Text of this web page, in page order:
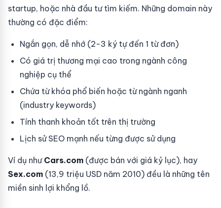
startup, hoặc nhà đầu tư tìm kiếm. Những domain này
thường có đặc điểm:
Ngắn gọn, dễ nhớ (2-3 ký tự đến 1 từ đơn)
Có giá trị thương mại cao trong ngành công
nghiệp cụ thể
Chứa từ khóa phổ biến hoặc từ ngành nganh
(industry keywords)
Tính thanh khoản tốt trên thị trường
Lịch sử SEO mạnh nếu từng được sử dụng
Ví dụ như Cars.com (được bán với giá kỷ lục), hay
Sex.com (13,9 triệu USD năm 2010) đều là những tên
miền sinh lợi khổng lồ.